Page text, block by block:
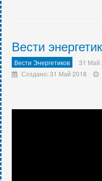
Вести
Вести Энергетиков
31 Май
Создано: 31 Май 2018